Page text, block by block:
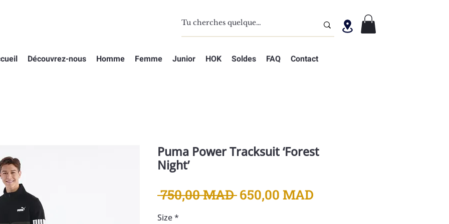
Découvrez-nous Homme Femme Junior HOK Soldes FAQ Contact
Puma Power Tracksuit ‘Forest
Night’
750,00 MAD Prix
650,00 MAD
Size*